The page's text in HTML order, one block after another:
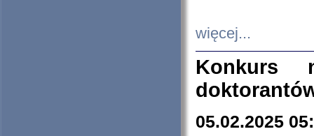
więcej...
Konkurs
05.02.2025